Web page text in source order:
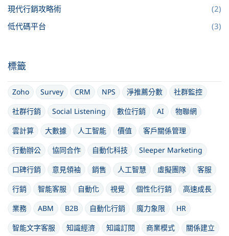
現代行銷攻略術
(2)
低代碼平台
(3)
標籤
Zoho Survey CRM NPS 淨推薦分數
社群監控
社群行銷
Social Listening 數位行銷 AI
物聯網
雲計算
大數據 人工智能 價值
客戶關係管理
行動辦公
協同合作 自動化科技
Sleeper Marketing
口碑行銷
意見領袖 銷售 人工智慧 虛擬團隊
客服
行銷
智能客服 自動化 視覺 個性化行銷
高速成長
業務
ABM B2B 自動化行銷 魔力象限
HR
智能文字客服
知識經濟 知識訂閱 商業模式
關係建立